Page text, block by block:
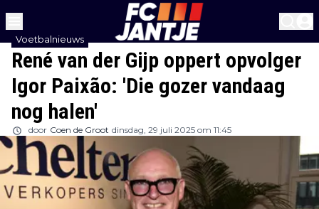
René van der Gijp oppert opvolger
Igor Paixão: 'Die gozer vandaag
nog halen'
Voetbalnieuws
door Coen de Groot dinsdag, 29 juli 2025 om 11:45